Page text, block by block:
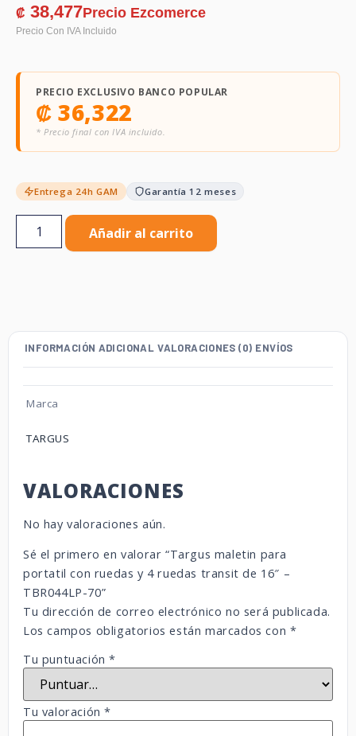
₡ 38,477
PRECIO EXCLUSIVO BANCO POPULAR
₡ 36,322
* Precio final con IVA incluido.
Entrega 24h GAM Garantía 12 meses
Añadir al carrito
INFORMACIÓN ADICIONAL VALORACIONES (0) ENVÍOS
Marca
TARGUS
VALORACIONES
No hay valoraciones aún.
Sé el primero en valorar “Targus maletin para
portatil con ruedas y 4 ruedas transit de 16″ –
TBR044LP-70”
Tu dirección de correo electrónico no será publicada.
Los campos obligatorios están marcados con *
Tu puntuación*
Tu valoración*